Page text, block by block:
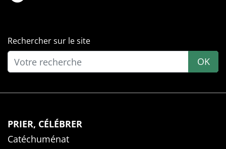
Rechercher sur le site
OK
PRIER, CÉLÉBRER
Catéchuménat